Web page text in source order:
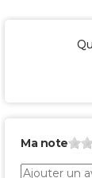
Ma note